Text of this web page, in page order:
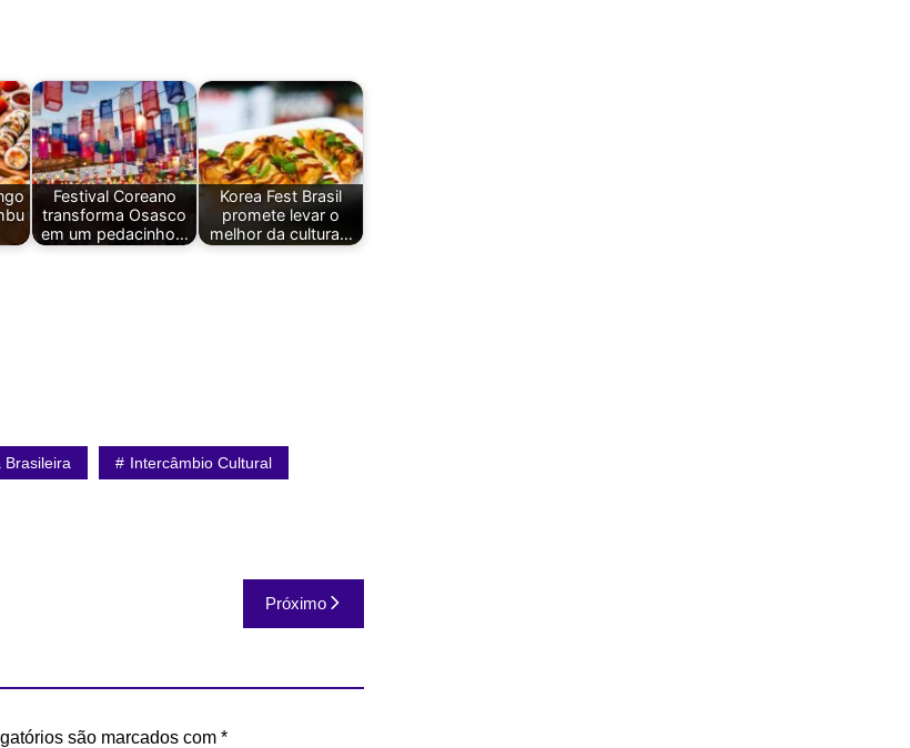
Festival Coreano
transforma Osasco
em um pedacinho…
Korea Fest Brasil
promete levar o
melhor da cultura…
Brasileira Intercâmbio Cultural
Próximo
são marcados com *